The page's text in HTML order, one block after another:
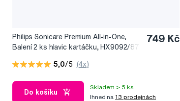
Philips Sonicare Premium All-in-One,
Balení 2 ks hlavic kartáčku, HX9092/87
749 Kč
5,0/5 (4x)
Do košíku
Skladem > 5 ks
Ihned na13 prodejnách